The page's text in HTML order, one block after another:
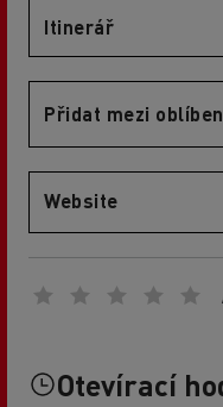
Itinerář
Přidat mezi
Website
Otevírací